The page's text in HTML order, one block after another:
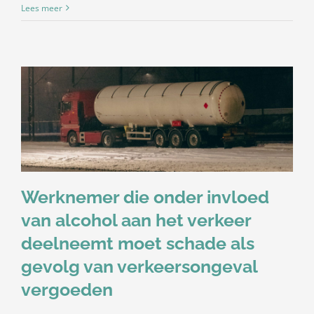
Lees meer
Werknemer die onder invloed
van alcohol aan het verkeer
deelneemt moet schade als
gevolg van verkeersongeval
vergoeden